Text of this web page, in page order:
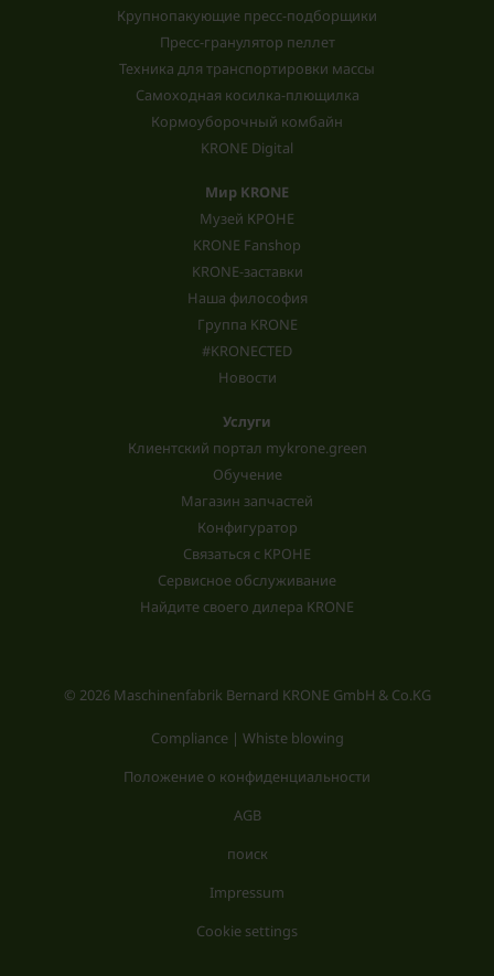
Крупнопакующие пресс-подборщики
Пресс-гранулятор пеллет
Техника для транспортировки массы
Самоходная косилка-плющилка
Кормоуборочный комбайн
KRONE Digital
Мир KRONE
Музей КРОНЕ
KRONE Fanshop
KRONE-заставки
Наша философия
Группа KRONE
#KRONECTED
Новости
Услуги
Клиентский портал mykrone.green
Обучение
Магазин запчастей
Конфигуратор
Связаться с КРОНЕ
Сервисное обслуживание
Найдите своего дилера KRONE
© 2026 Maschinenfabrik Bernard KRONE GmbH & Co.KG
Compliance | Whiste blowing
Положение о конфиденциальности
AGB
поиск
Impressum
Cookie settings